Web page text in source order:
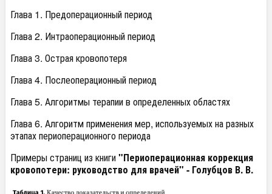
Глава 1. Предоперационный период
Глава 2. Интраоперационный период
Глава 3. Острая кровопотеря
Глава 4. Послеоперационный период
Глава 5. Алгоритмы терапии в определенных областях
Глава 6. Алгоритм применения мер, используемых на разных
этапах периоперационного периода
Примеры страниц из книги"Периоперационная коррекция
кровопотери: руководство для врачей" - Голубцов В. В.